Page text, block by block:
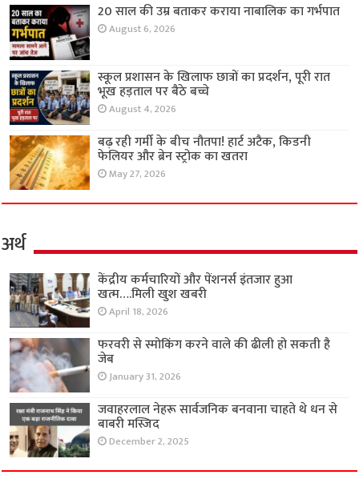
20 साल की उम्र बताकर कराया नाबालिक का गर्भपात
August 6, 2026
स्कूल प्रशासन के खिलाफ छात्रों का प्रदर्शन, पूरी रात
भूख हड़ताल पर बैठे बच्चे
August 4, 2026
बढ़ रही गर्मी के बीच नौतपा! हार्ट अटैक, किडनी
फेलियर और ब्रेन स्ट्रोक का खतरा
May 27, 2026
अर्थ
केंद्रीय कर्मचारियों और पेंशनर्स इंतजार हुआ
खत्म….मिली खुश खबरी
April 18, 2026
फरवरी से स्मोकिंग करने वाले की ढीली हो सकती है
जेब
January 31, 2026
जवाहरलाल नेहरू सार्वजनिक बनवाना चाहते थे धन से
बाबरी मस्जिद
December 2, 2025